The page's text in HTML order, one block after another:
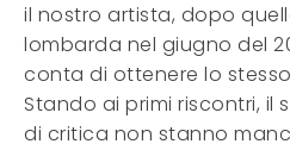
il nostro artista, dopo
lombarda nel giugno del
conta di ottenere lo
Stando ai primi riscontri, il
di critica non stanno